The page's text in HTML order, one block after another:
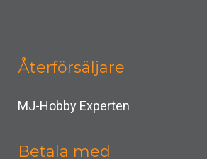
Återförsäljare
MJ-Hobby Experten
Betala med